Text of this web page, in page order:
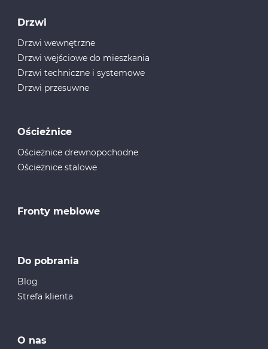
Drzwi
Drzwi wewnętrzne
Drzwi wejściowe do mieszkania
Drzwi techniczne i systemowe
Drzwi przesuwne
Ościeżnice
Ościeżnice drewnopochodne
Ościeżnice stalowe
Fronty meblowe
Do pobrania
Blog
Strefa klienta
O nas